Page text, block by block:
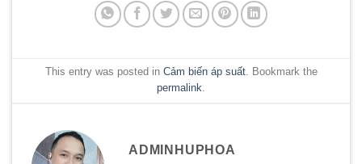
This entry was posted in Cảm biến áp suất. Bookmark the
permalink
ADMINHUPHOA